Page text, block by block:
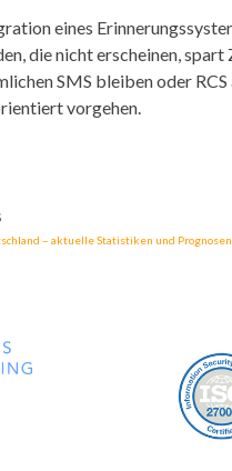
eines
die nicht erscheinen,
SMS bleiben oder
vorgehen.
– aktuelle Statistiken und Prognosen